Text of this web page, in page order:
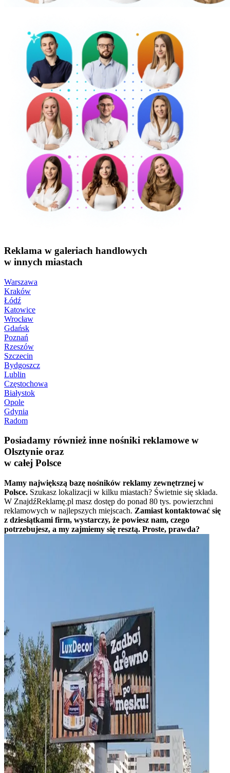
Reklama w galeriach handlowych
w innych miastach
Warszawa
Kraków
Łódź
Katowice
Wrocław
Gdańsk
Poznań
Rzeszów
Szczecin
Bydgoszcz
Lublin
Częstochowa
Białystok
Opole
Gdynia
Radom
Posiadamy również inne nośniki reklamowe w
Olsztynie oraz
w całej Polsce
Mamy największą bazę nośników reklamy zewnętrznej w
Polsce. Szukasz lokalizacji w kilku miastach? Świetnie się składa.
W ZnajdźReklamę.pl masz dostęp do ponad 80 tys. powierzchni
reklamowych w najlepszych miejscach. Zamiast kontaktować się
z dziesiątkami firm, wystarczy, że powiesz nam, czego
potrzebujesz, a my zajmiemy się resztą. Proste, prawda?